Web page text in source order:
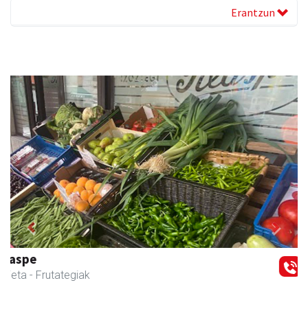
Erantzun
Magale Ikastetxea
Urnieta - Hezkuntza
Previous Next